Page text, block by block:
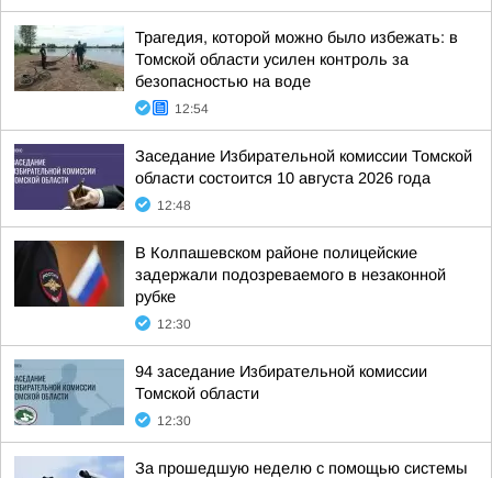
Трагедия, которой можно было избежать: в
Томской области усилен контроль за
безопасностью на воде
12:54
Заседание Избирательной комиссии Томской
области состоится 10 августа 2026 года
12:48
В Колпашевском районе полицейские
задержали подозреваемого в незаконной
рубке
12:30
94 заседание Избирательной комиссии
Томской области
12:30
За прошедшую неделю с помощью системы